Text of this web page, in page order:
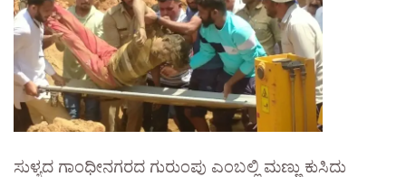
ಸುಳ್ಯದ ಗಾಂಧೀನಗರದ ಗುರುಂಪು ಎಂಬಲ್ಲಿ ಮಣ್ಣು ಕುಸಿದು